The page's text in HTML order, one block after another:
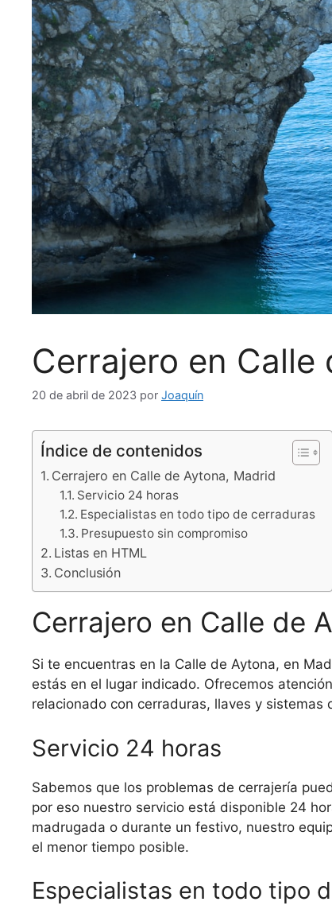
Cerrajero en Calle
20 de abril de 2023 por Joaquín
Índice de contenidos
Cerrajero en Calle de Aytona, Madrid
Servicio 24 horas
Especialistas en todo tipo de cerraduras
Presupuesto sin compromiso
Listas en HTML
Conclusión
Cerrajero en Calle de
Si te encuentras en la Calle de Aytona, en
estás en el lugar indicado. Ofrecemos
relacionado con cerraduras, llaves y sistemas
Servicio 24 horas
Sabemos que los problemas de cerrajería
por eso nuestro servicio está disponible 24
madrugada o durante un festivo, nuestro
el menor tiempo posible.
Especialistas en todo tipo